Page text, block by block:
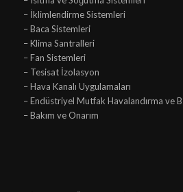
– İklimlendirme Sistemleri
– Baca Sistemleri
– Klima Santralleri
– Fan Sistemleri
– Tesisat İzolasyon
– Hava Kanalı Uygulamaları
– Endüstriyel Mutfak Havalandırma ve
– Bakım ve Onarım